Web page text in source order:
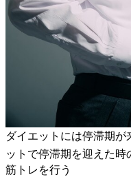
ダイエットには停滞期
ットで停滞期を迎えた時
筋トレを行う